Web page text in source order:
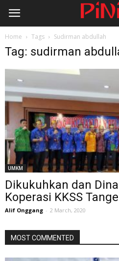
Home Tags Sudirman abdullah
Tag: sudirman
UMKM
Dikukuhkan dan
Koperasi KKSS
Alif Onggang - 2 March, 2020
MOST COMMENTED